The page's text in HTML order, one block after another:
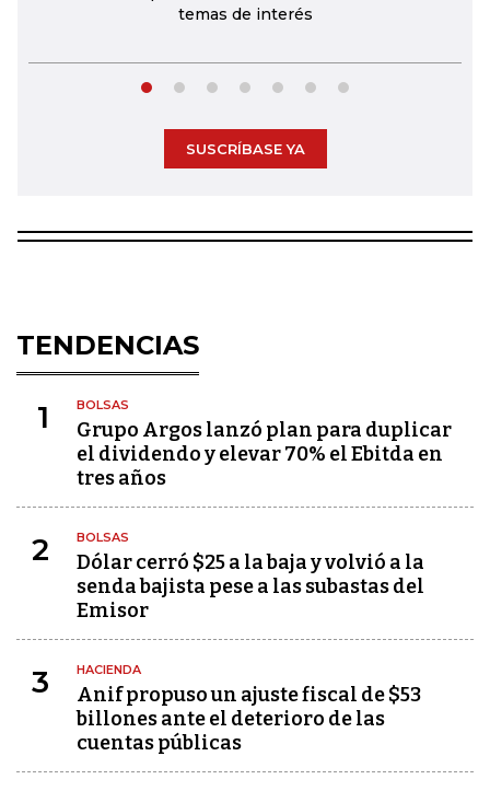
temas de interés
SUSCRÍBASE YA
TENDENCIAS
1 BOLSAS
Grupo Argos lanzó plan para duplicar
el dividendo y elevar 70% el Ebitda en
tres años
2 BOLSAS
Dólar cerró $25 a la baja y volvió a la
senda bajista pese a las subastas del
Emisor
3 HACIENDA
Anif propuso un ajuste fiscal de $53
billones ante el deterioro de las
cuentas públicas